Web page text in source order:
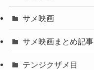
サメ映画
サメ映画まとめ記事
テンジクザメ目